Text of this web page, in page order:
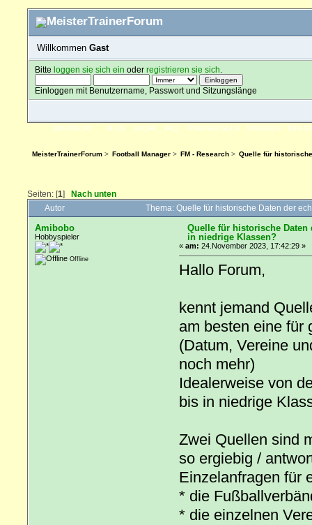
Willkommen Gast
Bitteloggen sie sich ein oderregistrieren sie sich
Einloggen mit Benutzername, Passwort und Sitzungslänge
ÜBERSICHT HILFE SUCHE FAQ FORENREGELN SPENDEN
MeisterTrainerForum> Football Manager> FM - Research> Quelle für
Seiten: [1] Nach unten
Autor Thema: Quelle für historische Daten der
Amibobo
Hobbyspieler
Offline
Quelle für historische Daten
in niedrige Klassen?
« am: 24.November 2023, 17:42:29 »
Hallo Forum,
kennt jemand
am besten eine für
(Datum, Vereine
noch mehr)
Idealerweise von
bis in niedrige
Zwei Quellen sind
so ergiebig /
Einzelanfragen für
* die
* die einzelnen